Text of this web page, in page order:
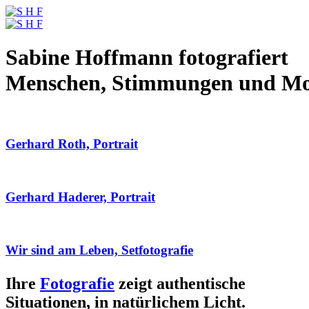
Sabine Hoffmann fotografiert
Menschen, Stimmungen und
Gerhard Roth, Portrait
Gerhard Haderer, Portrait
Wir sind am Leben, Setfotografie
Ihre Fotografie zeigt authentische
Situationen, in natürlichem Licht.